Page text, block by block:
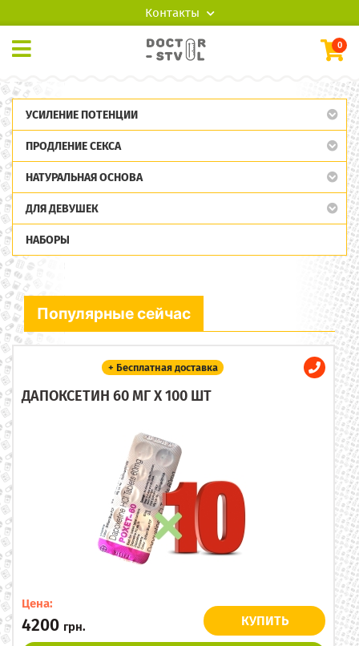
Контакты
0
УСИЛЕНИЕ ПОТЕНЦИИ
ПРОДЛЕНИЕ СЕКСА
НАТУРАЛЬНАЯ ОСНОВА
ДЛЯ ДЕВУШЕК
НАБОРЫ
Популярные сейчас
+ Бесплатная доставка
ДАПОКСЕТИН 60 МГ X 100 ШТ
Цена:
4200 грн. КУПИТЬ